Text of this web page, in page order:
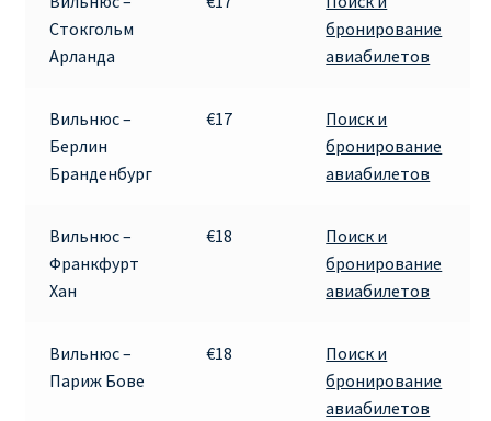
ПРАВИЛА RYANAIR В АЭРОПОРТУ И НА БОРТУ
ПУТЕШЕСТВИЕ С ДЕТЬМИ И МЛАДЕНЦАМИ
РЕГИСТРАЦИЯ НА РЕЙС И ДОКУМЕНТЫ ДЛЯ
ПУТЕШЕСТВИЯ РЕЙСАМИ RYANAIR
КАК НАЙТИ ДЕШЕВЫЙ БИЛЕТ
Стокгольм
Арланда
бронирование
авиабилетов
Вильнюс –
Берлин
Бранденбург
€17
Поиск и
бронирование
авиабилетов
Вильнюс –
Франкфурт
Хан
€18
Поиск и
бронирование
авиабилетов
Вильнюс –
Париж Бове
€18
Поиск и
бронирование
авиабилетов